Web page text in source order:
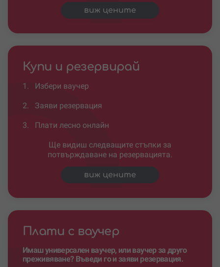
виж цените
Купи и резервирай
1. Избери ваучер
2. Заяви резервация
3. Плати лесно онлайн
Ще видиш следващите стъпки за
потвърждаване на резервацията.
виж цените
Плати с ваучер
Имаш универсален ваучер, или ваучер за друго
преживяване? Въведи го и заяви резервация.